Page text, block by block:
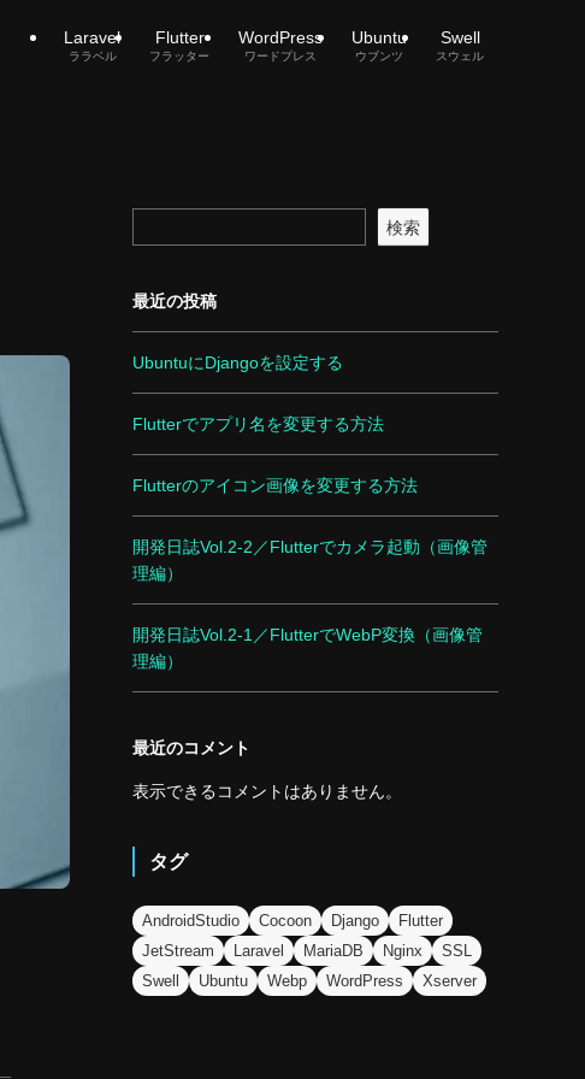
Laravel
ララベル
Flutter
フラッター
WordPress
ワードプレス
Ubuntu
ウブンツ
Swell
スウェル
検索
最近の投稿
UbuntuにDjangoを設定する
Flutterでアプリ名を変更する方法
Flutterのアイコン画像を変更する方法
開発日誌Vol.2-2／Flutterでカメラ起動（画像管
理編）
開発日誌Vol.2-1／FlutterでWebP変換（画像管
理編）
最近のコメント
表示できるコメントはありません。
タグ
AndroidStudio Cocoon Django
Flutter
JetStream
Laravel MariaDB Nginx
SSL
Swell
Ubuntu Webp WordPress Xserver